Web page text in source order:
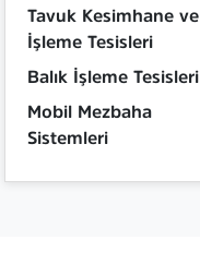
Tavuk Kesimhane ve
İşleme Tesisleri
Balık İşleme Tesisleri
Mobil Mezbaha
Sistemleri